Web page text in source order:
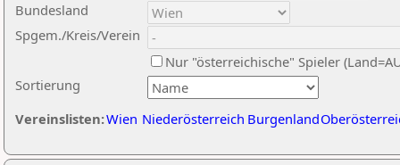
Sortierung
Bundesland
Spgem./Kreis/Verein
Nur "österreichische" Spieler
Vereinslisten:Wien Niederösterreich Burgenland